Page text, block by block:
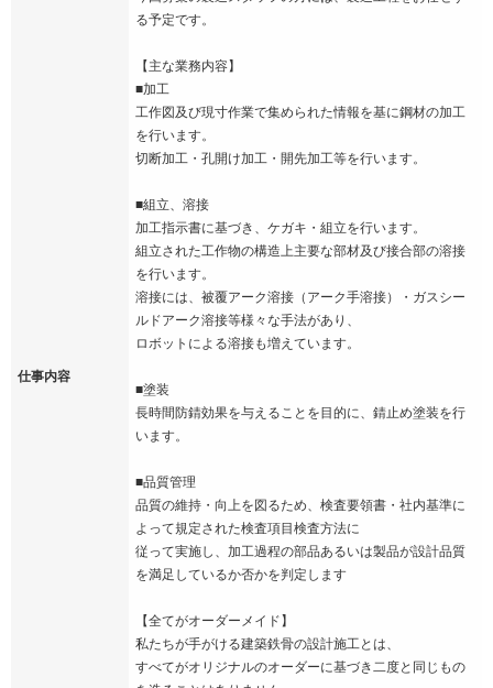
仕事内容
る予定です。
【主な業務内容】
■加工
工作図及び現寸作業で集められた情報を基に鋼材の加工
を行います。
切断加工・孔開け加工・開先加工等を行います。
■組立、溶接
加工指示書に基づき、ケガキ・組立を行います。
組立された工作物の構造上主要な部材及び接合部の溶接
を行います。
溶接には、被覆アーク溶接（アーク手溶接）・ガスシー
ルドアーク溶接等様々な手法があり、
ロボットによる溶接も増えています。
■塗装
長時間防錆効果を与えることを目的に、錆止め塗装を行
います。
■品質管理
品質の維持・向上を図るため、検査要領書・社内基準に
よって規定された検査項目検査方法に
従って実施し、加工過程の部品あるいは製品が設計品質
を満足しているか否かを判定します
【全てがオーダーメイド】
私たちが手がける建築鉄骨の設計施工とは、
すべてがオリジナルのオーダーに基づき二度と同じもの